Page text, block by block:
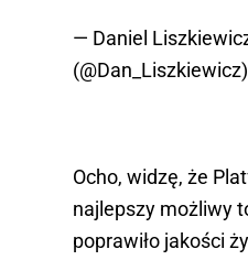
— Daniel
(@Dan_Liszkiewicz)
Ocho, widzę, że
najlepszy możliwy
poprawiło jakości